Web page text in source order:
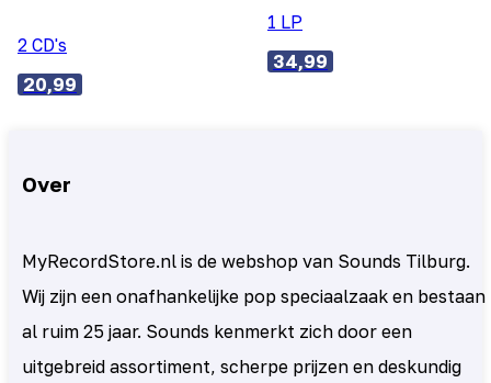
2 CD's
20,99
1 LP
34,99
Over
MyRecordStore.nl is de webshop van Sounds Tilburg.
Wij zijn een onafhankelijke pop speciaalzaak en bestaan
al ruim 25 jaar. Sounds kenmerkt zich door een
uitgebreid assortiment, scherpe prijzen en deskundig